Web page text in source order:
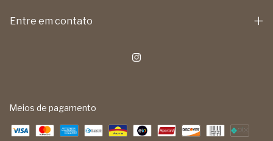
Entre em contato
Meios de pagamento